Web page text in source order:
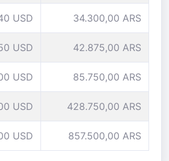
USD 34.300,00 ARS
USD 42.875,00 ARS
USD 85.750,00 ARS
USD 428.750,00 ARS
USD 857.500,00 ARS